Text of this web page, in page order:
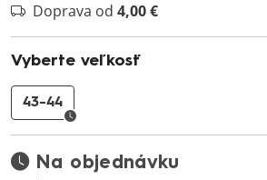
Doprava od 4,00 €
Vyberte veľkosť
43-44
Na objednávku